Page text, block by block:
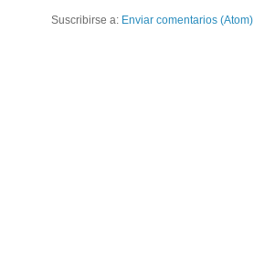
Suscribirse a: Enviar comentarios (Atom)